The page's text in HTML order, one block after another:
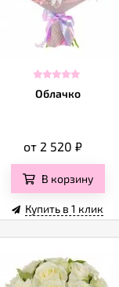
Облачко
от 2 520 ₽
В корзину
Купить в 1 клик